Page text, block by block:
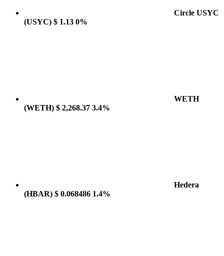
Circle USYC
(USYC) $ 1.13 0%
WETH
(WETH) $ 2,268.37 3.4%
Hedera
(HBAR) $ 0.068486 1.4%